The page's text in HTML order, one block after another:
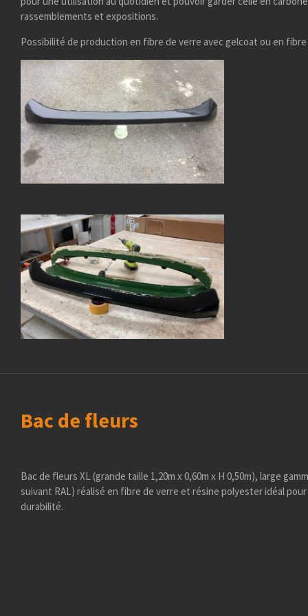
rassemblements et expositions.
Possibilité de production en fibre de verre avec gelcoat ou en
Bac de fleurs
Bac de fleurs XL (grande taille 1,20m x 0,60m x H 0,50m), large
suivant RAL) réalisé en fibre de verre et résine polyester idéal
durabilité.